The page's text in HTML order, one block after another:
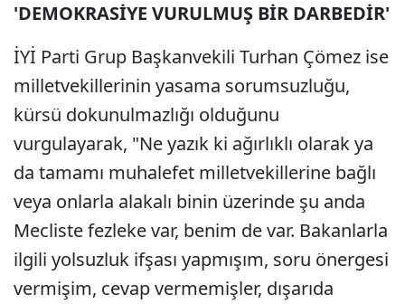
'DEMOKRASİYE VURULMUŞ BİR DARBEDİR'
İYİ Parti Grup Başkanvekili Turhan Çömez ise
milletvekillerinin yasama sorumsuzluğu,
kürsü dokunulmazlığı olduğunu
vurgulayarak, "Ne yazık ki ağırlıklı olarak ya
da tamamı muhalefet milletvekillerine bağlı
veya onlarla alakalı binin üzerinde şu anda
Mecliste fezleke var, benim de var. Bakanlarla
ilgili yolsuzluk ifşası yapmışım, soru önergesi
vermişim, cevap vermemişler, dışarıda